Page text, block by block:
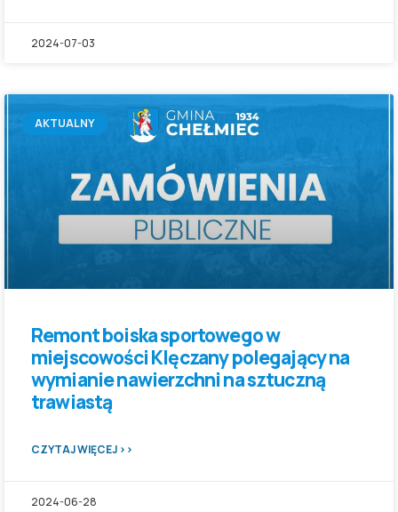
2024-07-03
AKTUALNY
Remont boiska sportowego w
miejscowości Klęczany polegający na
wymianie nawierzchni na sztuczną
trawiastą
CZYTAJ WIĘCEJ >>
2024-06-28